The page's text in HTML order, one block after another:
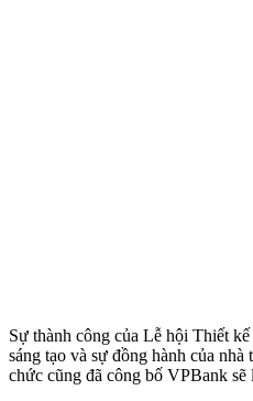
Sự thành công của Lễ hội Thiết
sáng tạo và sự đồng hành của
chức cũng đã công bố VPBank